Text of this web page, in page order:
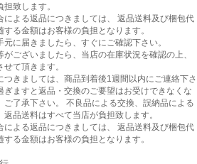
致します。
による返品につきましては、 返品送料及び梱包代
する金額はお客様の負担となります。
元に届きましたら、すぐにご確認下さい。
がございましたら、当店の在庫状況を確認の上、
て頂きます。
つきましては、商品到着後1週間以内にご連絡下さ
ぎますと返品・交換のご要望はお受けできなくな
ご了承下さい。 不良品による交換、誤納品による
返品送料はすべて当店が負担致します。
による返品につきましては、 返品送料及び梱包代
する金額はお客様の負担となります。